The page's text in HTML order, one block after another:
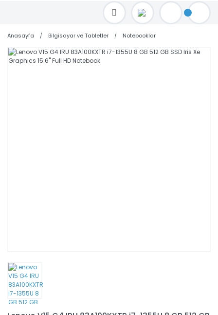
TOPTAN FİYAT ALMAK İÇİN satis@toptanbilgisayar.net MAİL ATINIZ.
SİPARİŞLERİNİZİ AYNI GÜN KARGO İLE GÖNDERİYORUZ!
Anasayfa Bilgisayar ve Tabletler Notebooklar